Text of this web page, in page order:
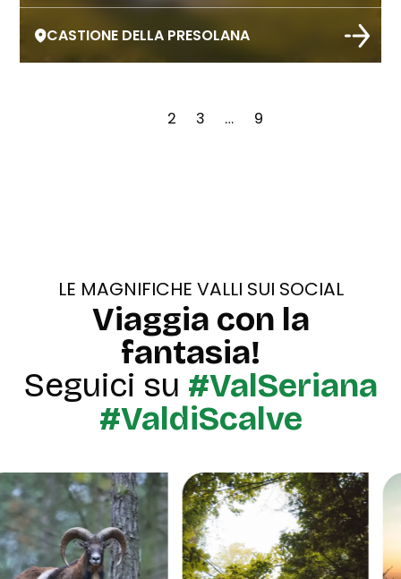
CASTIONE DELLA PRESOLANA
Paginazione
2 3 … 9
LE MAGNIFICHE VALLI SUI SOCIAL
Viaggia con la
fantasia!
Seguici su #ValSeriana
#ValdiScalve